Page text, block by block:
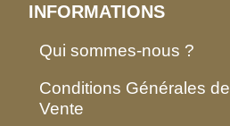
INFORMATIONS
Qui sommes-nous ?
Conditions Générales de
Vente